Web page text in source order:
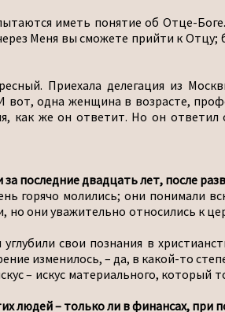
иметь понятие об Отце-
Меня вы сможете прийти к
Приехала делегация из
одна женщина в возрасте,
как же он ответит. Но он
последние двадцать лет, после
молились; они понимали
они уважительно относились к
свои познания в
изменилось, – да, в какой-то
– искус материального, который
людей – только ли в финансах, при